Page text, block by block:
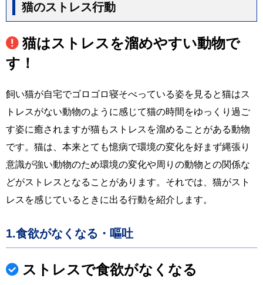
猫のストレス行動
猫はストレスを溜めやすい動物で
す！
飼い猫が自宅でゴロゴロ寝そべっている姿を見ると猫はス
トレスがない動物のように感じて猫の時間をゆっくり過ご
す姿に癒されますが猫もストレスを溜めることがある動物
です。猫は、本来とても憶病で環境の変化を好まず縄張り
意識が強い動物のため環境の変化や周りの動物との関係な
どがストレスとなることがあります。それでは、猫がスト
レスを感じているときに出る行動を紹介します。
1.食欲がなくなる・嘔吐
ストレスで食欲がなくなる